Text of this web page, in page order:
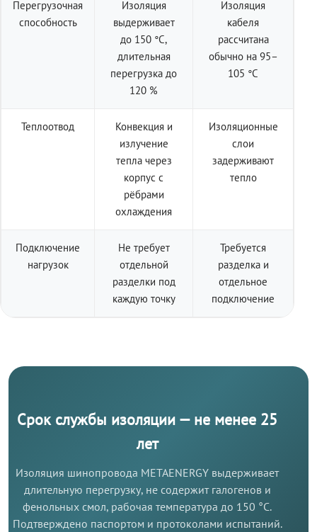
Перегрузочная
способность
Изоляция
выдерживает
до 150 °C,
длительная
перегрузка до
120 %
Изоляция
кабеля
рассчитана
обычно на 95–
105 °C
Теплоотвод
Конвекция и
излучение
тепла через
корпус с
рёбрами
охлаждения
Изоляционные
слои
задерживают
тепло
Подключение
нагрузок
Не требует
отдельной
разделки под
каждую точку
Требуется
разделка и
отдельное
подключение
Срок службы изоляции — не менее 25
лет
Изоляция шинопровода METAENERGY выдерживает
длительную перегрузку, не содержит галогенов и
фенольных смол, рабочая температура до 150 °C.
Подтверждено паспортом и протоколами испытаний.